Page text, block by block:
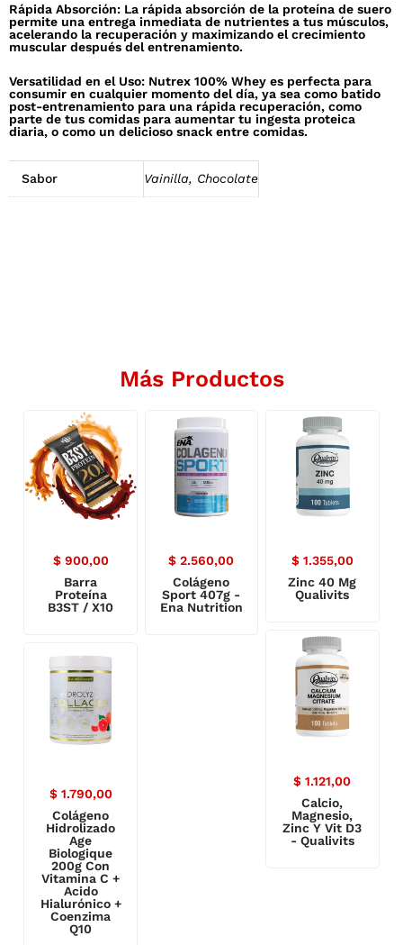
Rápida Absorción: La rápida absorción de la proteína de suero
permite una entrega inmediata de nutrientes a tus músculos,
acelerando la recuperación y maximizando el crecimiento
muscular después del entrenamiento.
Versatilidad en el Uso: Nutrex 100% Whey es perfecta para
consumir en cualquier momento del día, ya sea como batido
post-entrenamiento para una rápida recuperación, como
parte de tus comidas para aumentar tu ingesta proteica
diaria, o como un delicioso snack entre comidas.
Sabor Vainilla, Chocolate
Más Productos
$900,00
Barra
Proteína
B3ST / X10
$ 2.560,00
Colágeno
Sport 407g -
Ena Nutrition
$1.355,00
Zinc 40 Mg
Qualivits
$ 1.121,00
Calcio,
Magnesio,
Zinc Y Vit D3
- Qualivits
$1.790,00
Colágeno
Hidrolizado
Age
Biologique
200g Con
Vitamina C +
Acido
Hialurónico +
Coenzima
Q10